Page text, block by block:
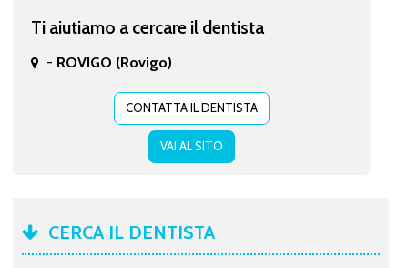
Ti aiutiamo a cercare il dentista
- ROVIGO (Rovigo)
CONTATTA IL DENTISTA
VAI AL SITO
CERCA IL DENTISTA